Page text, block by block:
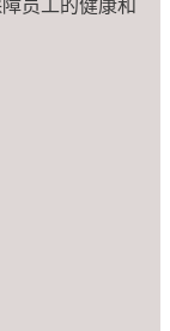
员工的健康和